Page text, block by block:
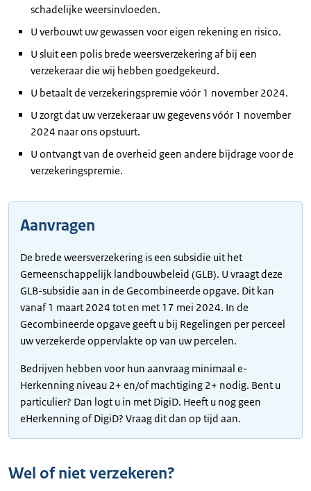
schadelijke weersinvloeden.
U verbouwt uw gewassen voor eigen rekening en risico.
U sluit een polis brede weersverzekering af bij een
verzekeraar die wij hebben goedgekeurd.
U betaalt de verzekeringspremie vóór 1 november 2024.
U zorgt dat uw verzekeraar uw gegevens vóór 1 november
2024 naar ons opstuurt.
U ontvangt van de overheid geen andere bijdrage voor de
verzekeringspremie.
Aanvragen
De brede weersverzekering is een subsidie uit het
Gemeenschappelijk landbouwbeleid (GLB). U vraagt deze
GLB-subsidie aan in de Gecombineerde opgave. Dit kan
vanaf 1 maart 2024 tot en met 17 mei 2024. In de
Gecombineerde opgave geeft u bij Regelingen per perceel
uw verzekerde oppervlakte op van uw percelen.
Bedrijven hebben voor hun aanvraag minimaal e-
Herkenning niveau 2+ en/of machtiging 2+ nodig. Bent u
particulier? Dan logt u in met DigiD. Heeft u nog geen
eHerkenning of DigiD? Vraag dit dan op tijd aan.
Wel of niet verzekeren?